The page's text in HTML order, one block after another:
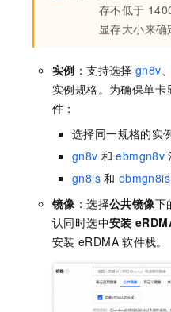
存不低于
显存大小来确
实例 ：支持选择 gn8v
实例规格。为确保单
件：
选择同一规格的实例
gn8v 和 ebmgn8v
gn8is 和 ebmgn8is
镜像 ：选择公共镜像下
认同时选中安装
安装 eRDMA 软件栈。